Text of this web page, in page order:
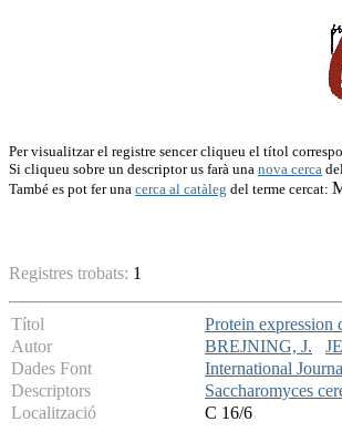
Per visualitzar el registre sencer cliqueu el títol
Si cliqueu sobre un descriptor us farà una nova cerca
També es pot fer una cerca al catàleg del terme cercat:
Registres trobats: 1
Títol
Protein expression
Autor
BREJNING, J.
Dades Font
International
Descriptors
Saccharomyces
Localització
C 16/6